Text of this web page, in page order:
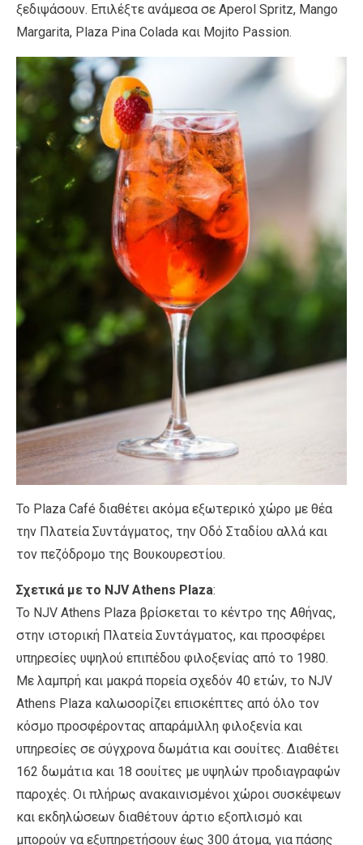
ξεδιψάσουν. Επιλέξτε ανάμεσα σε Aperol Spritz, Mango
Margarita, Plaza Pina Colada και Mojito Passion.
Το Plaza Café διαθέτει ακόμα εξωτερικό χώρο με θέα
την Πλατεία Συντάγματος, την Οδό Σταδίου αλλά και
τον πεζόδρομο της Βουκουρεστίου.
Σχετικά με το NJV Athens Plaza:
To NJV Athens Plaza βρίσκεται το κέντρο της Αθήνας,
στην ιστορική Πλατεία Συντάγματος, και προσφέρει
υπηρεσίες υψηλού επιπέδου φιλοξενίας από το 1980.
Με λαμπρή και μακρά πορεία σχεδόν 40 ετών, το NJV
Athens Plaza καλωσορίζει επισκέπτες από όλο τον
κόσμο προσφέροντας απαράμιλλη φιλοξενία και
υπηρεσίες σε σύγχρονα δωμάτια και σουίτες. Διαθέτει
162 δωμάτια και 18 σουίτες με υψηλών προδιαγραφών
παροχές. Οι πλήρως ανακαινισμένοι χώροι συσκέψεων
και εκδηλώσεων διαθέτουν άρτιο εξοπλισμό και
μπορούν να εξυπηρετήσουν έως 300 άτομα, για πάσης